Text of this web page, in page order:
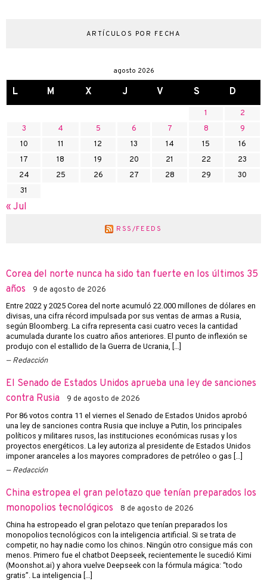
ARTÍCULOS POR FECHA
agosto 2026
L M X J V S D
1
2
3
4 5 6 7 8
9
10
11 12 13 14 15
16
17
18 19 20 21 22
23
24
25 26 27 28 29
30
31
« Jul
RSS/FEEDS
Corea del norte nunca ha sido tan fuerte en los últimos 35
años
9 de agosto de 2026
Entre 2022 y 2025 Corea del norte acumuló 22.000 millones de dólares en
divisas, una cifra récord impulsada por sus ventas de armas a Rusia,
según Bloomberg. La cifra representa casi cuatro veces la cantidad
acumulada durante los cuatro años anteriores. El punto de inflexión se
produjo con el estallido de la Guerra de Ucrania, […]
Redacción
El Senado de Estados Unidos aprueba una ley de sanciones
contra Rusia
9 de agosto de 2026
Por 86 votos contra 11 el viernes el Senado de Estados Unidos aprobó
una ley de sanciones contra Rusia que incluye a Putin, los principales
políticos y militares rusos, las instituciones económicas rusas y los
proyectos energéticos. La ley autoriza al presidente de Estados Unidos
imponer aranceles a los mayores compradores de petróleo o gas […]
Redacción
China estropea el gran pelotazo que tenían preparados los
monopolios tecnológicos
8 de agosto de 2026
China ha estropeado el gran pelotazo que tenían preparados los
monopolios tecnológicos con la inteligencia artificial. Si se trata de
competir, no hay nadie como los chinos. Ningún otro consigue más con
menos. Primero fue el chatbot Deepseek, recientemente le sucedió Kimi
(Moonshot.ai) y ahora vuelve Deepseek con la fórmula mágica: “todo
gratis”. La inteligencia […]